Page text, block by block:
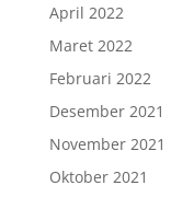
April 2022
Maret 2022
Februari 2022
Desember 2021
November 2021
Oktober 2021